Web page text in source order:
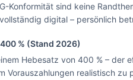
Unternehmen – in 30
Blick.
Nein danke, ich bleibe
Konformität sind keine
digital – persönlich
400 % (Stand 2026)
Hebesatz von 400 % –
Vorauszahlungen realistisch